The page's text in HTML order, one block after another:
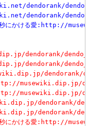
dendorank/
dendorank/
1秒にかける愛:http://
dendorank/
dendorank/
dendorank/
:http://musewiki.dip.jp/
:http://musewiki.dip.jp/
dendorank/
dendorank/
・1秒にかける愛:http://